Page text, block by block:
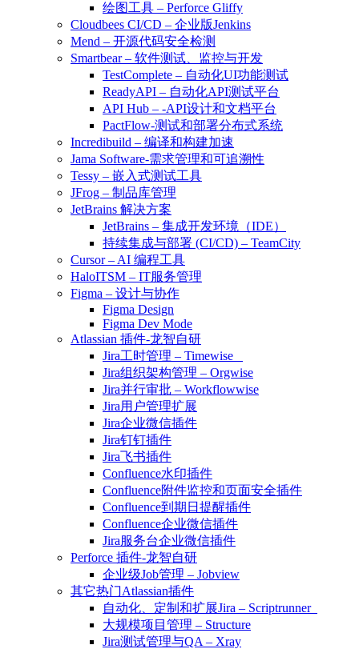
绘图工具 – Perforce Gliffy
Cloudbees CI/CD – 企业版Jenkins
Mend – 开源代码安全检测
Smartbear – 软件测试、监控与开发
TestComplete – 自动化UI功能测试
ReadyAPI – 自动化API测试平台
API Hub – -API设计和文档平台
PactFlow-测试和部署分布式系统
Incredibuild – 编译和构建加速
Jama Software-需求管理和可追溯性
Tessy – 嵌入式测试工具
JFrog – 制品库管理
JetBrains 解决方案
JetBrains – 集成开发环境（IDE）
持续集成与部署 (CI/CD) – TeamCity
Cursor – AI 编程工具
HaloITSM – IT服务管理
Figma – 设计与协作
Figma Design
Figma Dev Mode
Atlassian 插件-龙智自研
Jira工时管理 – Timewise
Jira组织架构管理 – Orgwise
Jira并行审批 – Workflowwise
Jira用户管理扩展
Jira企业微信插件
Jira钉钉插件
Jira飞书插件
Confluence水印插件
Confluence附件监控和页面安全插件
Confluence到期日提醒插件
Confluence企业微信插件
Jira服务台企业微信插件
Perforce 插件-龙智自研
企业级Job管理 – Jobview
其它热门Atlassian插件
自动化、定制和扩展Jira – Scriptrunner
大规模项目管理 – Structure
Jira测试管理与QA – Xray